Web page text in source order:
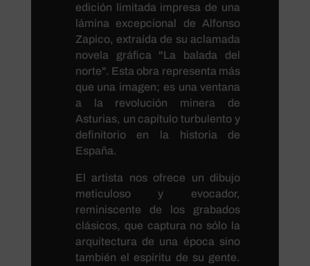
edición limitada impresa de una
lámina excepcional de Alfonso
Zapico, extraída de su aclamada
novela gráfica "La balada del
norte". Esta obra representa más
que una imagen; es una ventana
a la revolución minera de
Asturias, un capítulo turbulento y
definitorio en la historia de
España.
El artista nos ofrece un dibujo
meticuloso y evocador,
reminiscente de los grabados
clásicos, que captura no sólo la
arquitectura de una época sino
también el espíritu de su gente.